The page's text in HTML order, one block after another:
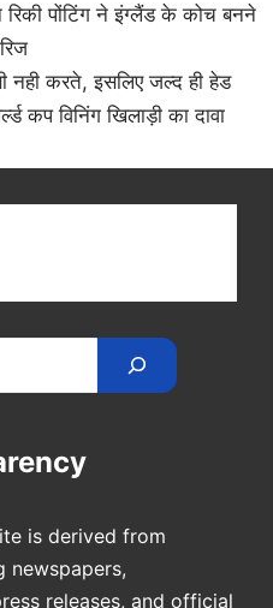
रिकी पोंटिंग ने इंग्लैंड के कोच बनने
नही करते, इसलिए जल्द ही हेड
कप विनिंग खिलाड़ी का दावा
is derived from
newspapers,
releases, and official